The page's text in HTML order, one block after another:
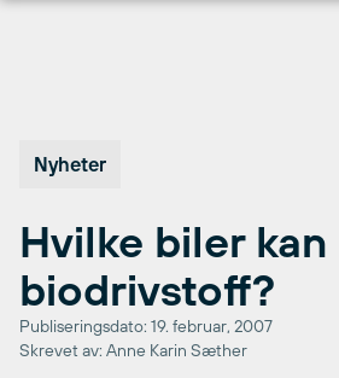
Nyheter
Hvilke biler
biodrivstoff?
Publiseringsdato: 19. februar, 2007
Skrevet av: Anne Karin Sæther